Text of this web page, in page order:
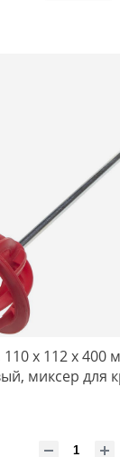
110 х 112 х 400
миксер для